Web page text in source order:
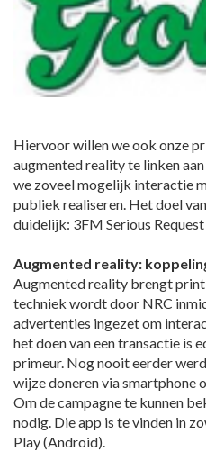
Hiervoor willen we ook onze
augmented reality te linken
we zoveel mogelijk interactie
publiek realiseren. Het doel
duidelijk: 3FM Serious Request
Augmented reality:
Augmented reality brengt print
techniek wordt door NRC
advertenties ingezet om
het doen van een transactie is
primeur. Nog nooit eerder
wijze doneren via
Om de campagne te kunnen
nodig. Die app is te vinden in
Play (Android).